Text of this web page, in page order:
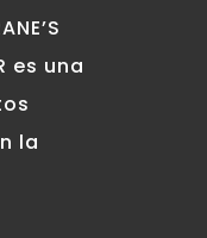
es una
la